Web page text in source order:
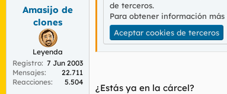
Amasijo de
clones
Leyenda
Registro 7 Jun 2003
Mensajes
22.711
Reacciones
5.504
de terceros.
Para obtener información
Aceptar cookies de terceros
¿Estás ya en la cárcel?